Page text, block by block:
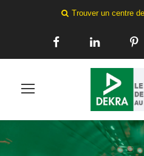
Trouver un centre